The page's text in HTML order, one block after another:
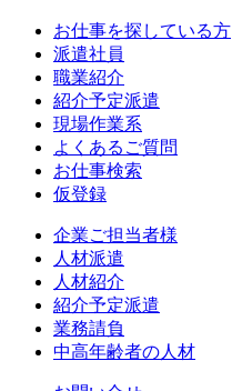
お仕事を探している方
派遣社員
職業紹介
紹介予定派遣
現場作業系
よくあるご質問
お仕事検索
仮登録
企業ご担当者様
人材派遣
人材紹介
紹介予定派遣
業務請負
中高年齢者の人材